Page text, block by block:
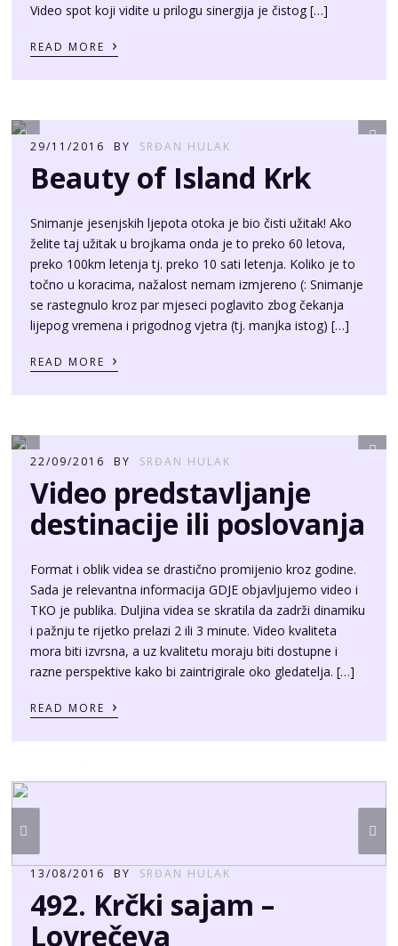
Video spot koji vidite u prilogu sinergija je čistog […]
READ MORE ›
29/11/2016 BY SRĐAN HULAK
Beauty of Island Krk
Snimanje jesenjskih ljepota otoka je bio čisti užitak! Ako
želite taj užitak u brojkama onda je to preko 60 letova,
preko 100km letenja tj. preko 10 sati letenja. Koliko je to
točno u koracima, nažalost nemam izmjereno (: Snimanje
se rastegnulo kroz par mjeseci poglavito zbog čekanja
lijepog vremena i prigodnog vjetra (tj. manjka istog) […]
READ MORE ›
22/09/2016 BY SRĐAN HULAK
Video predstavljanje
destinacije ili poslovanja
Format i oblik videa se drastično promijenio kroz godine.
Sada je relevantna informacija GDJE objavljujemo video i
TKO je publika. Duljina videa se skratila da zadrži dinamiku
i pažnju te rijetko prelazi 2 ili 3 minute. Video kvaliteta
mora biti izvrsna, a uz kvalitetu moraju biti dostupne i
razne perspektive kako bi zaintrigirale oko gledatelja. […]
READ MORE ›
13/08/2016
Lovrečeva
Krčki sajam ili Lovrečeva, povijesni je trodnevni spektakl s
nizom različitih zbivanjima na nekoliko pozornica te